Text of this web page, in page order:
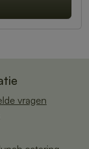
vragen